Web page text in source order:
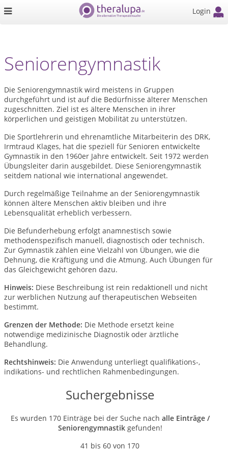
Login
Seniorengymnastik
Die Seniorengymnastik wird meistens in Gruppen
durchgeführt und ist auf die Bedürfnisse älterer Menschen
zugeschnitten. Ziel ist es ältere Menschen in ihrer
körperlichen und geistigen Mobilität zu unterstützen.
Die Sportlehrerin und ehrenamtliche Mitarbeiterin des DRK,
Irmtraud Klages, hat die speziell für Senioren entwickelte
Gymnastik in den 1960er Jahre entwickelt. Seit 1972 werden
Übungsleiter darin ausgebildet. Diese Seniorengymnastik
seitdem national wie international angewendet.
Durch regelmäßige Teilnahme an der Seniorengymnastik
können ältere Menschen aktiv bleiben und ihre
Lebensqualität erheblich verbessern.
Die Befunderhebung erfolgt anamnestisch sowie
methodenspezifisch manuell, diagnostisch oder technisch.
Zur Gymnastik zählen eine Vielzahl von Übungen, wie die
Dehnung, die Kräftigung und die Atmung. Auch Übungen für
das Gleichgewicht gehören dazu.
Hinweis: Diese Beschreibung ist rein redaktionell und nicht
zur werblichen Nutzung auf therapeutischen Webseiten
bestimmt.
Grenzen der Methode: Die Methode ersetzt keine
notwendige medizinische Diagnostik oder ärztliche
Behandlung.
Rechtshinweis: Die Anwendung unterliegt qualifikations-,
indikations- und rechtlichen Rahmenbedingungen.
Suchergebnisse
Es wurden 170 Einträge bei der Suche nach alle Einträge /
Seniorengymnastikgefunden!
41 bis 60 von 170